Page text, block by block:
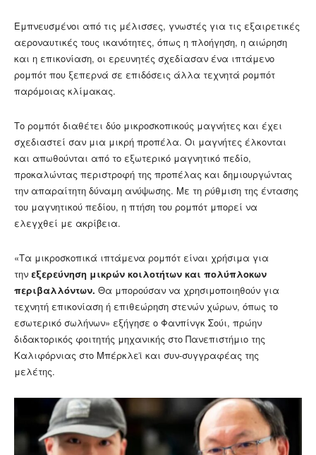
Εμπνευσμένοι από τις μέλισσες, γνωστές για τις εξαιρετικές
αεροναυτικές τους ικανότητες, όπως η πλοήγηση, η αιώρηση
και η επικονίαση, οι ερευνητές σχεδίασαν ένα ιπτάμενο
ρομπότ που ξεπερνά σε επιδόσεις άλλα τεχνητά ρομπότ
παρόμοιας κλίμακας.
Το ρομπότ διαθέτει δύο μικροσκοπικούς μαγνήτες και έχει
σχεδιαστεί σαν μια μικρή προπέλα. Οι μαγνήτες έλκονται
και απωθούνται από το εξωτερικό μαγνητικό πεδίο,
προκαλώντας περιστροφή της προπέλας και δημιουργώντας
την απαραίτητη δύναμη ανύψωσης. Με τη ρύθμιση της έντασης
του μαγνητικού πεδίου, η πτήση του ρομπότ μπορεί να
ελεγχθεί με ακρίβεια.
«Τα μικροσκοπικά ιπτάμενα ρομπότ είναι χρήσιμα για
την εξερεύνηση μικρών κοιλοτήτων και πολύπλοκων
περιβαλλόντων. Θα μπορούσαν να χρησιμοποιηθούν για
τεχνητή επικονίαση ή επιθεώρηση στενών χώρων, όπως το
εσωτερικό σωλήνων» εξήγησε ο Φανπίνγκ Σούι, πρώην
διδακτορικός φοιτητής μηχανικής στο Πανεπιστήμιο της
Καλιφόρνιας στο Μπέρκλεϊ και συν-συγγραφέας της
μελέτης.